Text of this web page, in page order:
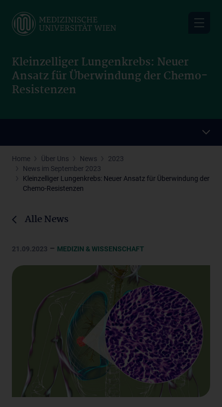
main
Kleinzelliger Lungenkrebs: Neuer
Ansatz für Überwindung der Chemo-
Resistenzen
Home Über Uns News
2023
News im September 2023
Kleinzelliger Lungenkrebs: Neuer Ansatz für Überwindung der
Chemo-Resistenzen
Alle News
21.09.2023 – MEDIZIN & WISSENSCHAFT